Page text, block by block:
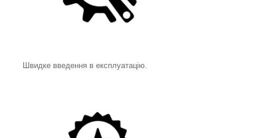
Швидке введення в експлуатацію.